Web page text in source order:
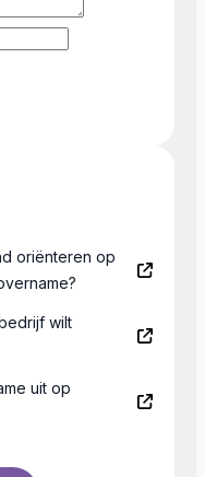
oriënteren op
wilt
uit op